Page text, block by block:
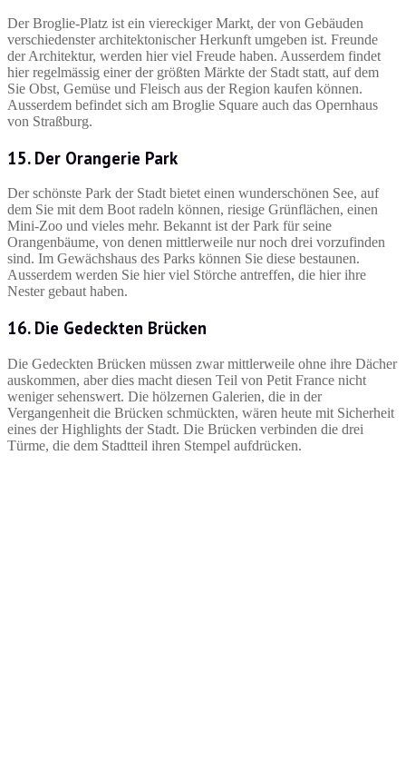
Der Broglie-Platz ist ein viereckiger Markt, der von Gebäuden
verschiedenster architektonischer Herkunft umgeben ist. Freunde
der Architektur, werden hier viel Freude haben. Ausserdem findet
hier regelmässig einer der größten Märkte der Stadt statt, auf dem
Sie Obst, Gemüse und Fleisch aus der Region kaufen können.
Ausserdem befindet sich am Broglie Square auch das Opernhaus
von Straßburg.
15. Der Orangerie Park
Der schönste Park der Stadt bietet einen wunderschönen See, auf
dem Sie mit dem Boot radeln können, riesige Grünflächen, einen
Mini-Zoo und vieles mehr. Bekannt ist der Park für seine
Orangenbäume, von denen mittlerweile nur noch drei vorzufinden
sind. Im Gewächshaus des Parks können Sie diese bestaunen.
Ausserdem werden Sie hier viel Störche antreffen, die hier ihre
Nester gebaut haben.
16. Die Gedeckten Brücken
Die Gedeckten Brücken müssen zwar mittlerweile ohne ihre Dächer
auskommen, aber dies macht diesen Teil von Petit France nicht
weniger sehenswert. Die hölzernen Galerien, die in der
Vergangenheit die Brücken schmückten, wären heute mit Sicherheit
eines der Highlights der Stadt. Die Brücken verbinden die drei
Türme, die dem Stadtteil ihren Stempel aufdrücken.